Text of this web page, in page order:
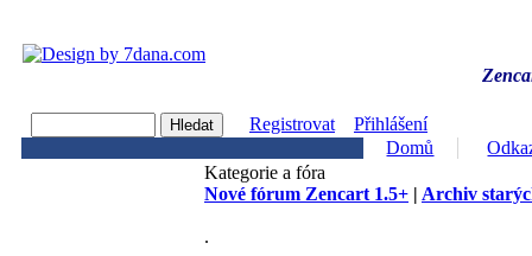
Registrovat
Přihlášení
Domů
Kategorie a fóra
Nové fórum Zencart 1.5+ | Archiv
.